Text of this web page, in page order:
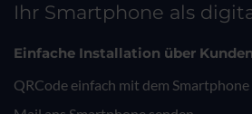
Ihr Smartphone als
Einfache Installation über
QRCode einfach mit dem